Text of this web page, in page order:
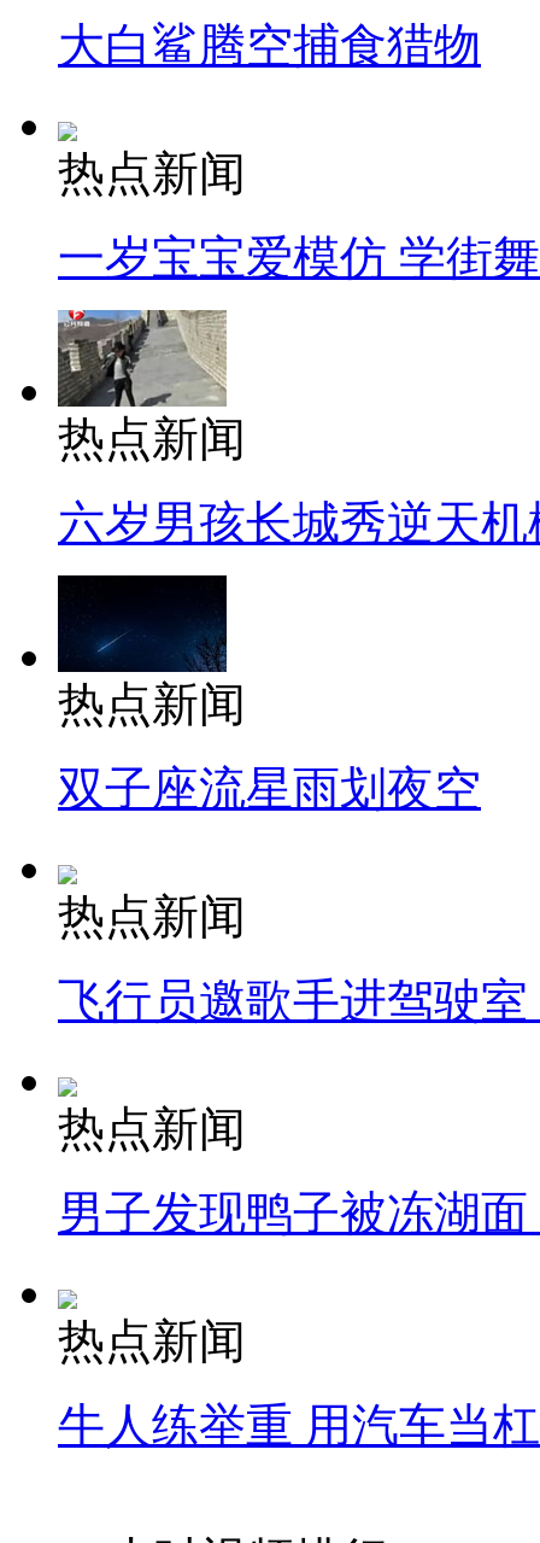
大白鲨腾空捕食猎物
热点新闻
一岁宝宝爱模仿 学街
热点新闻
六岁男孩长城秀逆天机
热点新闻
双子座流星雨划夜空
热点新闻
飞行员邀歌手进驾驶
热点新闻
男子发现鸭子被冻湖
热点新闻
牛人练举重 用汽车当